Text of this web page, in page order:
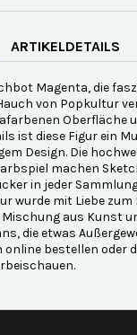
ARTIKELDETAILS
Magenta, die
von Popkultur
Oberfläche
ist diese Figur ein
Design. Die
machen
in jeder
wurde mit Liebe
aus Kunst
die etwas
online bestellen oder